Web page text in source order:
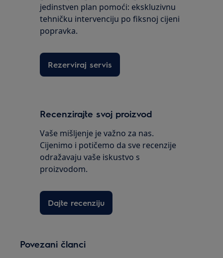
jedinstven plan pomoći: ekskluzivnu
tehničku intervenciju po fiksnoj cijeni
popravka.
Rezerviraj servis
Recenzirajte svoj proizvod
Vaše mišljenje je važno za nas.
Cijenimo i potičemo da sve recenzije
odražavaju vaše iskustvo s
proizvodom.
Dajte recenziju
Povezani članci